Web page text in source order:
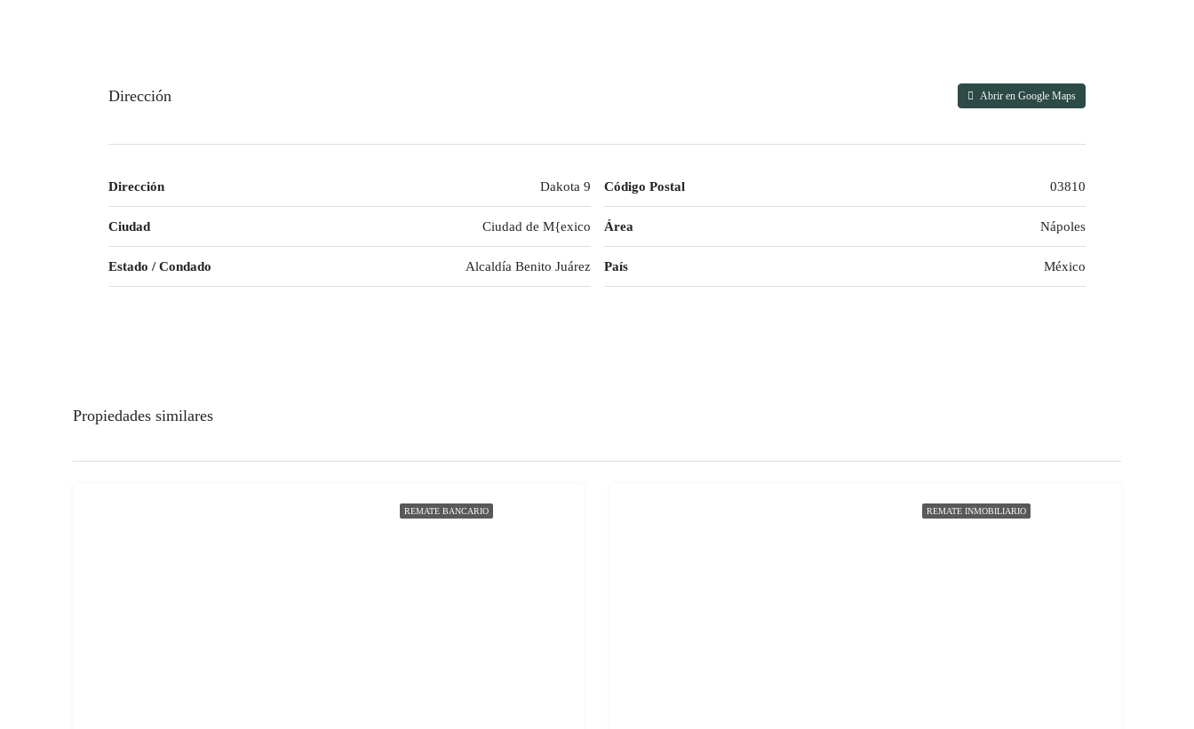
Dirección Abrir en Google Maps
Dirección Dakota 9
Ciudad Ciudad de M{exico
Estado / Condado Alcaldía Benito Juárez
Código Postal 03810
Área Nápoles
País México
Propiedades similares
REMATE BANCARIO REMATE INMOBILIARIO